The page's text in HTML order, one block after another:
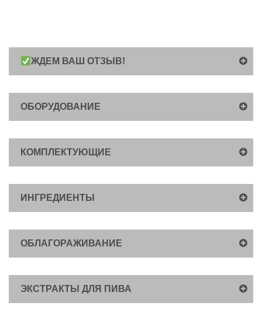
ЖДЕМ ВАШ ОТЗЫВ!
ОБОРУДОВАНИЕ
КОМПЛЕКТУЮЩИЕ
ИНГРЕДИЕНТЫ
ОБЛАГОРАЖИВАНИЕ
ЭКСТРАКТЫ ДЛЯ ПИВА